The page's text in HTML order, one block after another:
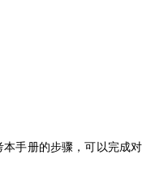
手册的步骤，可以完成对